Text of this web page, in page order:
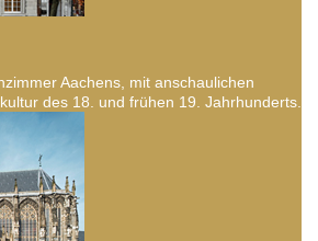
Aachens, mit anschaulichen
des 18. und frühen 19. Jahrhunderts.